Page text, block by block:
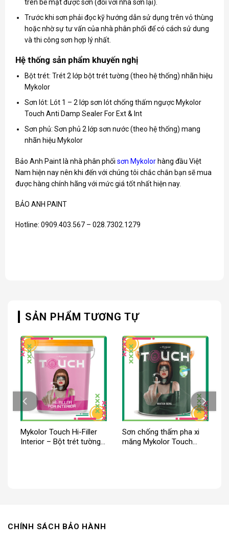
trên bề mặt được sơn (đối với nhà sơn lại).
Trước khi sơn phải đọc kỹ hướng dẫn sử dụng trên vỏ thùng
hoặc nhờ sự tư vấn của nhà phân phối để có cách sử dung
và thi công sơn hợp lý nhất.
Hệ thống sản phẩm khuyến nghị
Bột trét: Trét 2 lớp bột trét tường (theo hệ thống) nhãn hiệu
Mykolor
Sơn lót: Lót 1 – 2 lớp sơn lót chống thấm ngược Mykolor
Touch Anti Damp Sealer For Ext & Int
Sơn phủ: Sơn phủ 2 lớp sơn nước (theo hệ thống) mang
nhãn hiệu Mykolor
Bảo Anh Paint là nhà phân phối sơn Mykolorhàng đầu Việt
Nam hiện nay nên khi đến với chúng tôi chắc chắn bạn sẽ mua
được hàng chính hãng với mức giá tốt nhất hiện nay.
BẢO ANH PAINT
Hotline: 0909.403.567 – 028.7302.1279
SẢN PHẨM TƯƠNG TỰ
Mykolor Touch Hi-Filler
Interior – Bột trét tường
Sơn chống thấm pha xi
măng Mykolor Touch
CHÍNH SÁCH BẢO HÀNH